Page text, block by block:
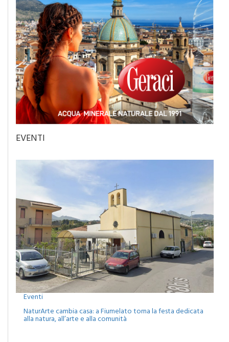
EVENTI
Eventi
NaturArte cambia casa: a Fiumelato torna la festa dedicata
alla natura, all’arte e alla comunità